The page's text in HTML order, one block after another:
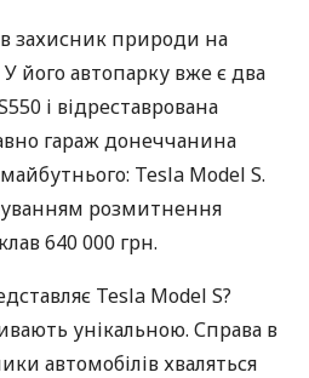
захисник природи на
його автопарку вже є два
і відреставрована
гараж донеччанина
Tesla Model S.
розмитнення
640 000 грн.
Tesla Model S?
унікальною. Справа в
автомобілів хваляться